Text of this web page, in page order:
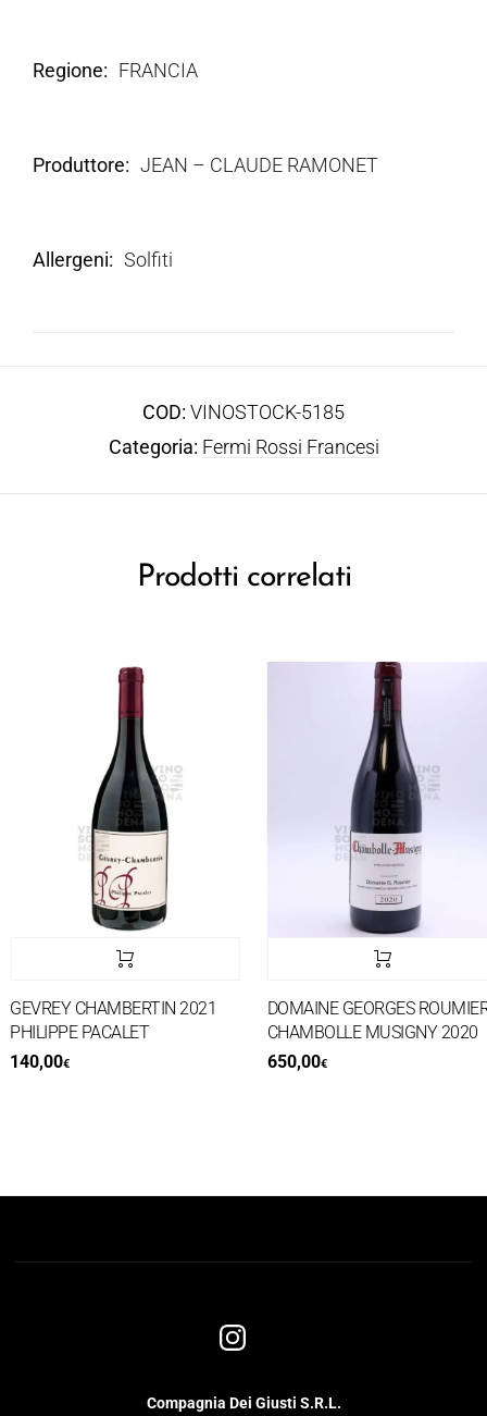
Regione FRANCIA
Produttore JEAN – CLAUDE RAMONET
Allergeni Solfiti
COD: VINOSTOCK-5185
Categoria: Fermi Rossi Francesi
Prodotti correlati
CHAMBERTIN 2021
PACALET
€
DOMAINE GEORGES ROUMIER
CHAMBOLLE MUSIGNY 2020
650,00€
Compagnia Dei Giusti S.R.L.